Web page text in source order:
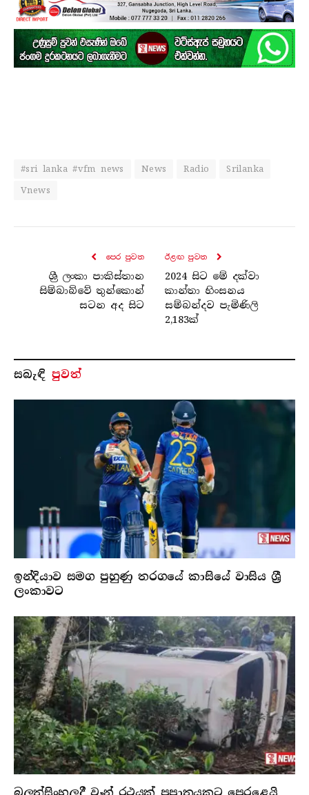
#sri lanka #vfm news News Radio
Srilanka
Vnews
පෙර පුව​ත
ශ්‍රී ලංකා පාකිස්තාන
සිම්බාබ්වේ තුන්කොන්
සටන අද සිට
ඊළඟ පුව​ත
2024 සිට මේ දක්වා
කාන්තා හිංසනය
සම්බන්දව පැමිණිලි
2,183ක්
සබැ​ඳි පුවත්
ඉන්දියාව සමග පුහුණු තරගයේ කාසියේ වාසිය ශ්‍රී
ලංකාවට